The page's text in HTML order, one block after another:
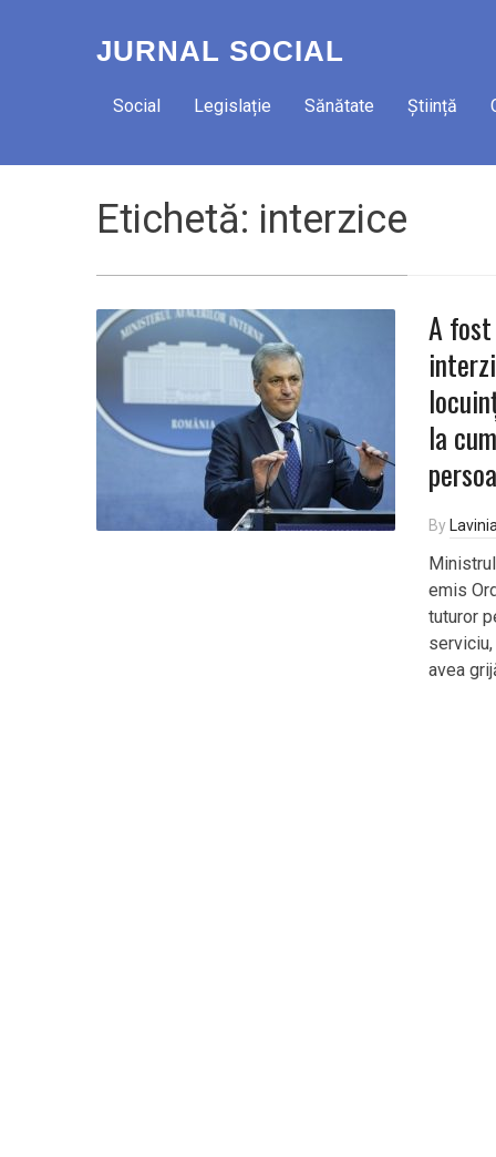
JURNAL SOCIAL
Social Legislație Sănătate Știință
Etichetă: interzice
A
la
By
emis
tuturor
avea